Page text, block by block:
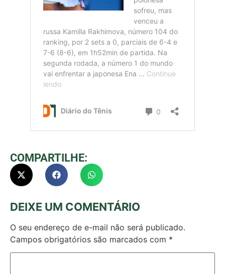
COMPARTILHE:
DEIXE UM COMENTÁRIO
O seu endereço de e-mail não será publicado.
Campos obrigatórios são marcados com *